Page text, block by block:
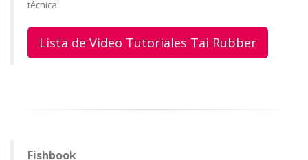
técnica:
Lista de Video Tutoriales Tai Rubber
Fishbook